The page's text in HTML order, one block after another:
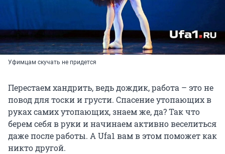
Уфимцам скучать не придется
Перестаем хандрить, ведь дождик, работа – это не
повод для тоски и грусти. Спасение утопающих в
руках самих утопающих, знаем же, да? Так что
берем себя в руки и начинаем активно веселиться
даже после работы. А Ufa1 вам в этом поможет как
никто другой.